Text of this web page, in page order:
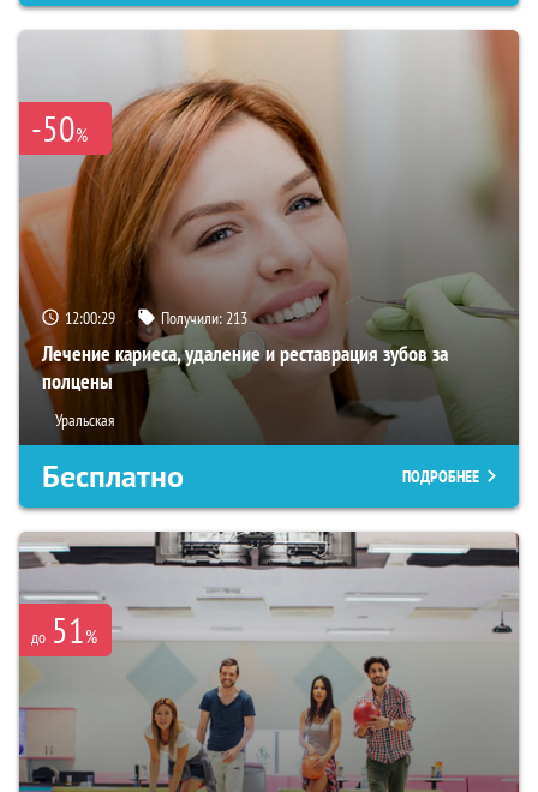
-50%
12:00:28 Получили:213
Лечение кариеса, удаление и реставрация зубов за
полцены
Уральская
Бесплатно ПОДРОБНЕЕ
до 51%